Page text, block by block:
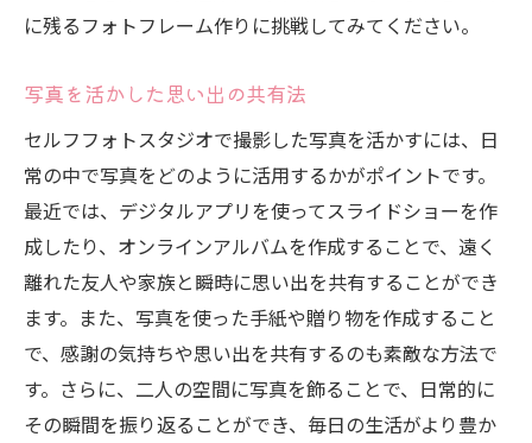
に残るフォトフレーム作りに挑戦してみてください。
写真を活かした思い出の共有法
セルフフォトスタジオで撮影した写真を活かすには、日
常の中で写真をどのように活用するかがポイントです。
最近では、デジタルアプリを使ってスライドショーを作
成したり、オンラインアルバムを作成することで、遠く
離れた友人や家族と瞬時に思い出を共有することができ
ます。また、写真を使った手紙や贈り物を作成すること
で、感謝の気持ちや思い出を共有するのも素敵な方法で
す。さらに、二人の空間に写真を飾ることで、日常的に
その瞬間を振り返ることができ、毎日の生活がより豊か